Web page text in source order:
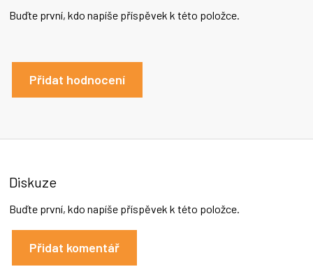
Buďte první, kdo napíše příspěvek k této položce.
Přidat hodnocení
Diskuze
Buďte první, kdo napíše příspěvek k této položce.
Přidat komentář